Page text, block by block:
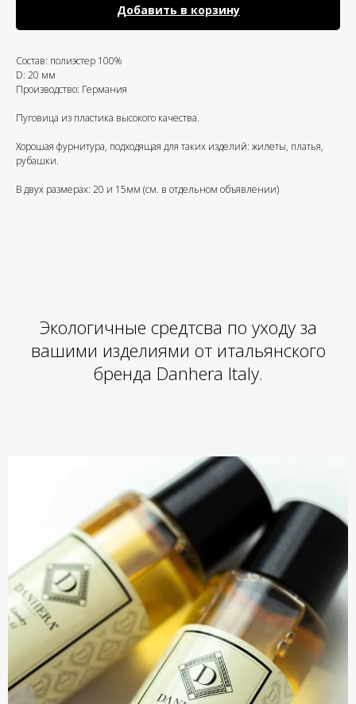
Добавить в корзину
Состав: полиэстер 100%
D: 20 мм
Производство: Германия
Пуговица из пластика высокого качества.
Хорошая фурнитура, подходящая для таких изделий: жилеты, платья,
рубашки.
В двух размерах: 20 и 15мм (см. в отдельном объявлении)
Экологичные средтсва по уходу за
вашими изделиями от итальянского
бренда Danhera Italy.